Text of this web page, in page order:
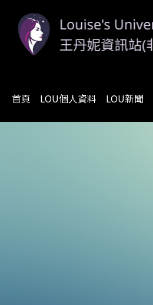
首頁 LOU個人資料 LOU新聞